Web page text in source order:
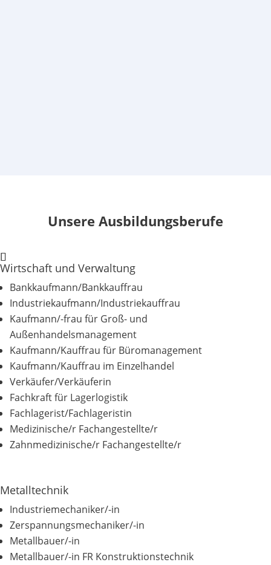
Unsere Ausbildungsberufe
Wirtschaft und Verwaltung
Bankkaufmann/Bankkauffrau
Industriekaufmann/Industriekauffrau
Kaufmann/-frau für Groß- und
Außenhandelsmanagement
Kaufmann/Kauffrau für Büromanagement
Kaufmann/Kauffrau im Einzelhandel
Verkäufer/Verkäuferin
Fachkraft für Lagerlogistik
Fachlagerist/Fachlageristin
Medizinische/r Fachangestellte/r
Zahnmedizinische/r Fachangestellte/r
Metalltechnik
Industriemechaniker/-in
Zerspannungsmechaniker/-in
Metallbauer/-in
Metallbauer/-in FR Konstruktionstechnik